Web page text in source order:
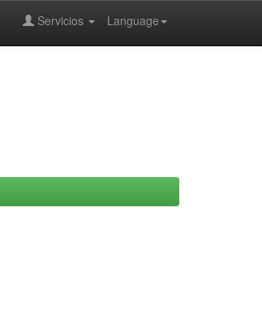
Language
Servicios